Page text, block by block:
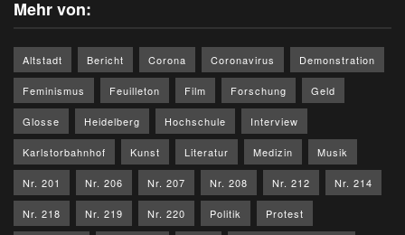
Mehr von:
Altstadt Bericht Corona Coronavirus Demonstration
Feminismus Feuilleton Film Forschung Geld
Glosse Heidelberg Hochschule Interview
Karlstorbahnhof Kunst Literatur Medizin Musik
Nr. 201 Nr. 206 Nr. 207 Nr. 208 Nr. 212 Nr. 214
Nr. 218 Nr. 219 Nr. 220 Politik Protest